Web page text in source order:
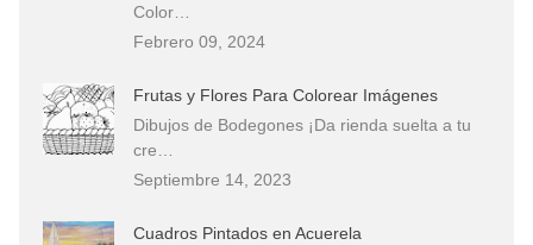
Color…
Febrero 09, 2024
Frutas y Flores Para Colorear Imágenes
Dibujos de Bodegones ¡Da rienda suelta a tu
cre…
Septiembre 14, 2023
Cuadros Pintados en Acuerela